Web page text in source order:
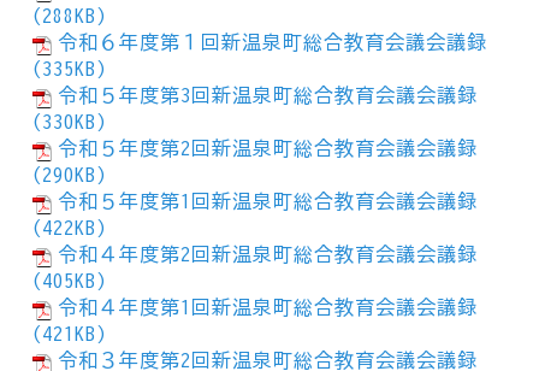
(288KB)
令和６年度第１回新温泉町総合教育会議会議録
(335KB)
令和５年度第3回新温泉町総合教育会議会議録
(330KB)
令和５年度第2回新温泉町総合教育会議会議録
(290KB)
令和５年度第1回新温泉町総合教育会議会議録
(422KB)
令和４年度第2回新温泉町総合教育会議会議録
(405KB)
令和４年度第1回新温泉町総合教育会議会議録
(421KB)
令和３年度第2回新温泉町総合教育会議会議録